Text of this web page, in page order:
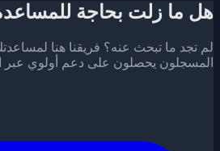
هل ما زلت بحاجة
لم تجد ما تبحث عنه؟ فريقنا هنا
المسجلون يحصلون على دعم أولوي عبر